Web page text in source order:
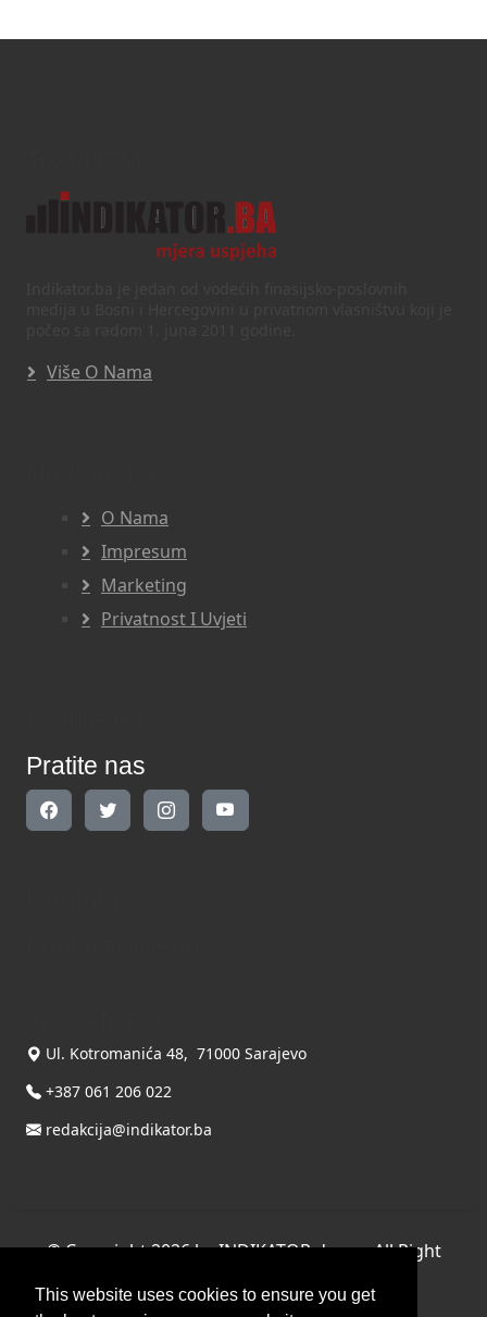
This website uses cookies to ensure you get
Više O Nama
O Nama
Impresum
Marketing
Privatnost I Uvjeti
Pratite nas
Ul. Kotromanića 48, 71000 Sarajevo
+387 061 206 022
redakcija@indikator.ba
©Copyright 2026 by INDIKATOR d.o.o., All Right